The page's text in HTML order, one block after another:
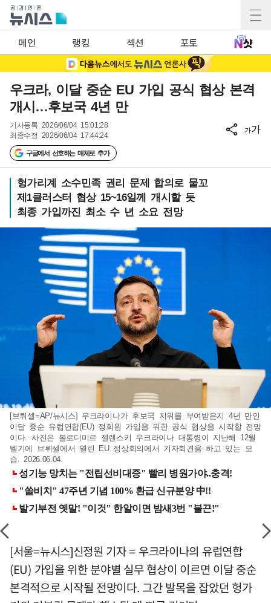
메인 랭킹 섹션 포토
우크라, 이달 중순 EU 가입 공식 협상 본격
개시…후보국 4년 만
기사등록 2026/06/04 15:01:28
최종수정 2026/06/04 17:44:24
구글에서 선호하는 매체로 추가
가가
헝가리계 소수민족 권리 문제 합의로 물꼬
제1클러스터 협상 15~16일께 개시할 듯
최종 가입까진 최소 수 년 소요 전망
[브뤼셀=AP/뉴시스] 우크라이나가 후보국 지위를 부여받은지 4년 만인
이달 중순 유럽연합(EU) 정회원 가입을 위한 공식 협상을 시작할 전망
이다. 사진은 볼로디미르 젤렌스키 우크라이나 대통령이 지난해 12월
벨기에 브뤼셀에서 열린 EU 정상회의에서 기자회견을 하고 있는 모
습. 2026.06.04.
[서울=뉴시스]신정원 기자 = 우크라이나의 유럽연합
(EU) 가입을 위한 분야별 실무 협상이 이르면 이달 중순
본격적으로 시작될 전망이다. 그간 발목을 잡았던 헝가